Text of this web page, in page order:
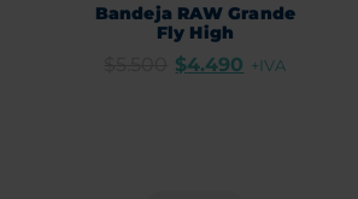
Bandeja RAW Grande
Fly High
$4.490 +IVA